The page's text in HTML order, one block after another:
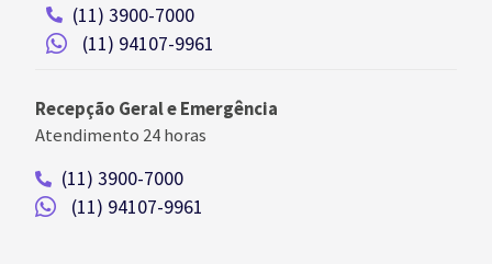
(11) 3900-7000
(11) 94107-9961
Recepção Geral e Emergência
Atendimento 24 horas
(11) 3900-7000
(11) 94107-9961